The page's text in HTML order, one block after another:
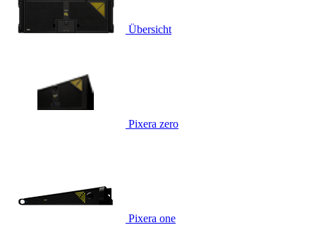
Übersicht
Pixera zero
Pixera one